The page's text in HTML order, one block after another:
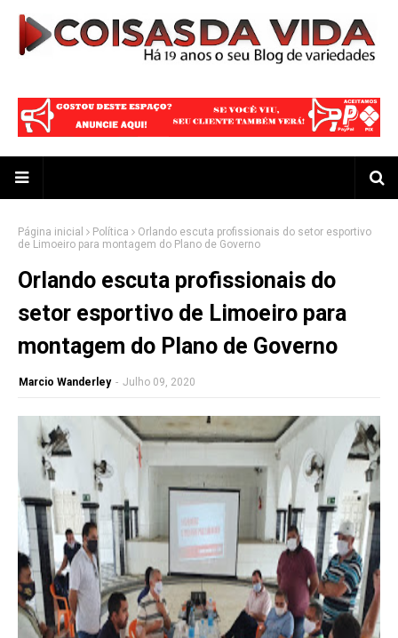
Página inicial Política
Orlando escuta profissionais do setor esportivo
de Limoeiro para montagem do Plano de Governo
Orlando escuta profissionais do
setor esportivo de Limoeiro para
montagem do Plano de Governo
Marcio Wanderley - Julho 09, 2020